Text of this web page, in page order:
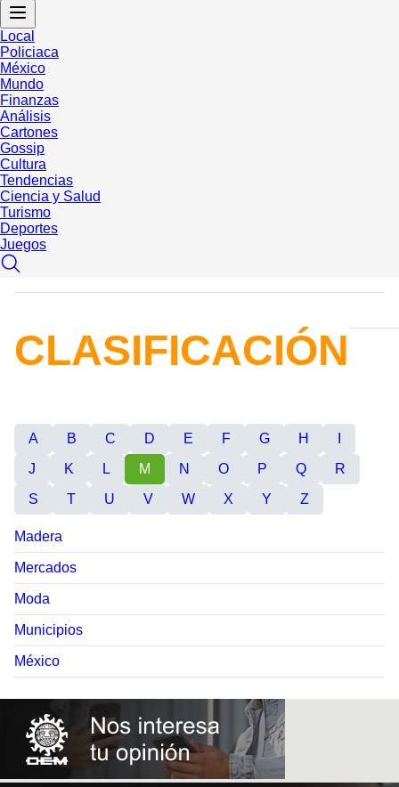
Local
Policiaca
México
Mundo
Finanzas
Análisis
Cartones
Gossip
Cultura
Tendencias
Ciencia y Salud
Turismo
Deportes
Juegos
CLASIFICACIÓN
A B C D E F G H
J
K L M N O P Q
R
S
T U V W X Y Z
Madera
Mercados
Moda
Municipios
México